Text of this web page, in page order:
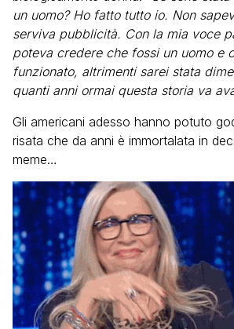
un uomo? Ho fatto tutto io. Non
serviva pubblicità. Con la mia voce
poteva credere che fossi un uomo e
funzionato, altrimenti sarei stata
quanti anni ormai questa storia va
Gli americani adesso hanno potuto
risata che da anni è immortalata in
meme…